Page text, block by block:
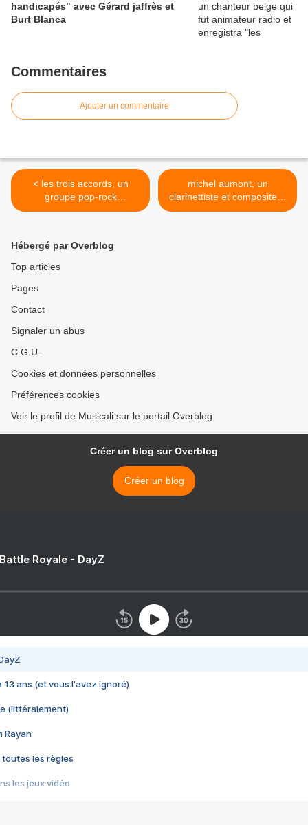
handicapés" avec Gérard jaffrès et
Burt Blanca
Commentaires
Ajouter un commentaire
< les trois accords, un
groupe pop-rock
humoristique canadien
michel aumont, un
clarinettiste et compositeur
français parti trop tôt qui
Hébergé par Overblog
Top articles
Pages
Contact
Signaler un abus
C.G.U.
Cookies et données personnelles
Préférences cookies
Voir le profil de Musicali sur le portail Overblog
Créer un blog sur Overblog
Créer un blog
Royale - DayZ
13 ans (et vous l'avez ignoré)
(littéralement)
Rayan
toutes les règles
les jeux vidéo